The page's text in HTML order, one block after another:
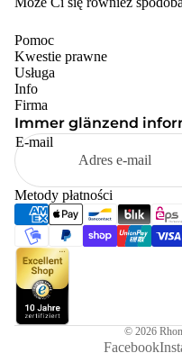
Pomoc
Kwestie prawne
Usługa
Info
Firma
Immer glänzend
E-mail
Metody płatności
© 2026
Facebook